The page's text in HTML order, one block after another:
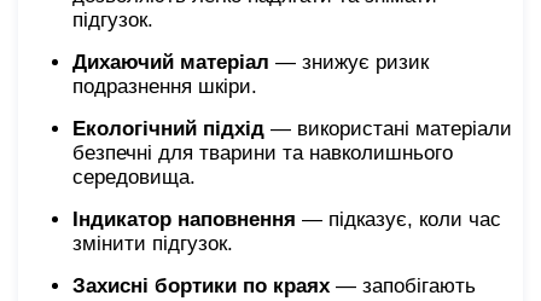
підгузок.
Дихаючий матеріал — знижує ризик
подразнення шкіри.
Екологічний підхід — використані матеріали
безпечні для тварини та навколишнього
середовища.
Індикатор наповнення — підказує, коли час
змінити підгузок.
Захисні бортики по краях — запобігають